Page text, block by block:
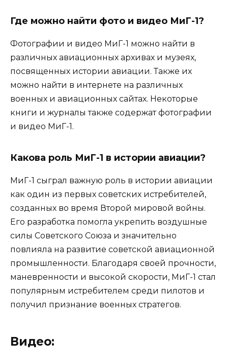
Где можно найти фото и видео МиГ-1?
Фотографии и видео МиГ-1 можно найти в
различных авиационных архивах и музеях,
посвященных истории авиации. Также их
можно найти в интернете на различных
военных и авиационных сайтах. Некоторые
книги и журналы также содержат фотографии
и видео МиГ-1.
Какова роль МиГ-1 в истории авиации?
МиГ-1 сыграл важную роль в истории авиации
как один из первых советских истребителей,
созданных во время Второй мировой войны.
Его разработка помогла укрепить воздушные
силы Советского Союза и значительно
повлияла на развитие советской авиационной
промышленности. Благодаря своей прочности,
маневренности и высокой скорости, МиГ-1 стал
популярным истребителем среди пилотов и
получил признание военных стратегов.
Видео: